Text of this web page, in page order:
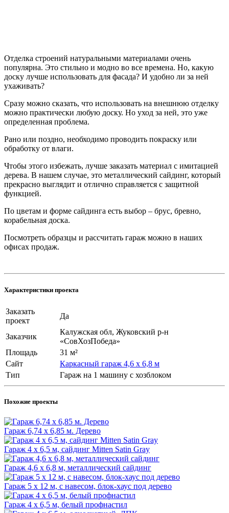
Отделка строений натуральными материалами очень
популярна. Это стильно и модно во все времена. Но, какую
доску лучше использовать для фасада? И удобно ли за ней
ухаживать?
Сразу можно сказать, что использовать на внешнюю отделку
можно практически любую доску. Но уход за ней, это уже
определенная проблема.
Рано или поздно, необходимо проводить покраску или
обработку от влаги.
Чтобы этого избежать, лучше заказать материал с имитацией
дерева. В нашем случае, это металлический сайдинг, который
прекрасно выглядит и отлично справляется с защитной
функцией.
По цветам и форме сайдинга есть выбор – брус, бревно,
корабельная доска.
Посмотреть образцы и рассчитать гараж можно в наших
офисах продаж.
Характеристики проекта
Заказать
проект
Да
Заказчик
Калужская обл, Жуковский р-н
«СовХозПобеда»
Площадь
31 м²
Сайт
Каркасный гараж 4,6 х 6,8 м
Тип
Гараж на 1 машину с хозблоком
Похожие проекты
Гараж 6,74 х 6,85 м. Дерево
Гараж 4 х 6,5 м, сайдинг Mitten Satin Gray
Гараж 4,6 х 6,8 м, металлический сайдинг
Гараж 5 х 12 м, с навесом, блок-хаус под дерево
Гараж 4 х 6,5 м, белый профнастил